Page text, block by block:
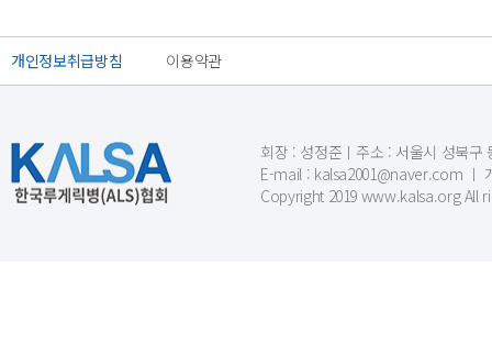
개인정보취급방침 이용약관
회장 : 성정준ㅣ주소 : 서울시 성북구
E-mail : kalsa2001@naver.com ㅣ
Copyright 2019 www.kalsa.org All